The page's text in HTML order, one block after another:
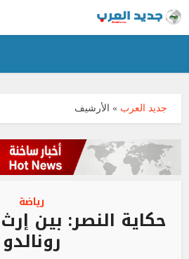
جديد العرب » الأرشيف
رياضة
حكاية النصر: بين
رونالدو